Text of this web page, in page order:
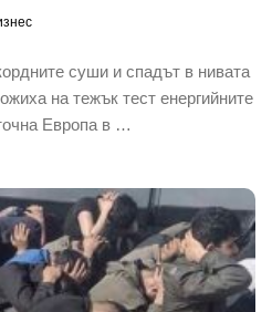
суши и спадът в нивата
на тежък тест енергийните
Европа в …